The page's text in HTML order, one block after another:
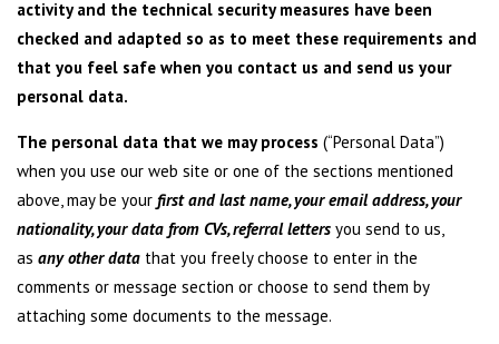
activity and the technical security measures have been
checked and adapted so as to meet these requirements and
that you feel safe when you contact us and send us your
personal data.
The personal data that we may process (“Personal Data”)
when you use our web site or one of the sections mentioned
above, may be your first and last name, your email address, your
nationality, your data from CVs, referral letters you send to us,
as any other data that you freely choose to enter in the
comments or message section or choose to send them by
attaching some documents to the message.